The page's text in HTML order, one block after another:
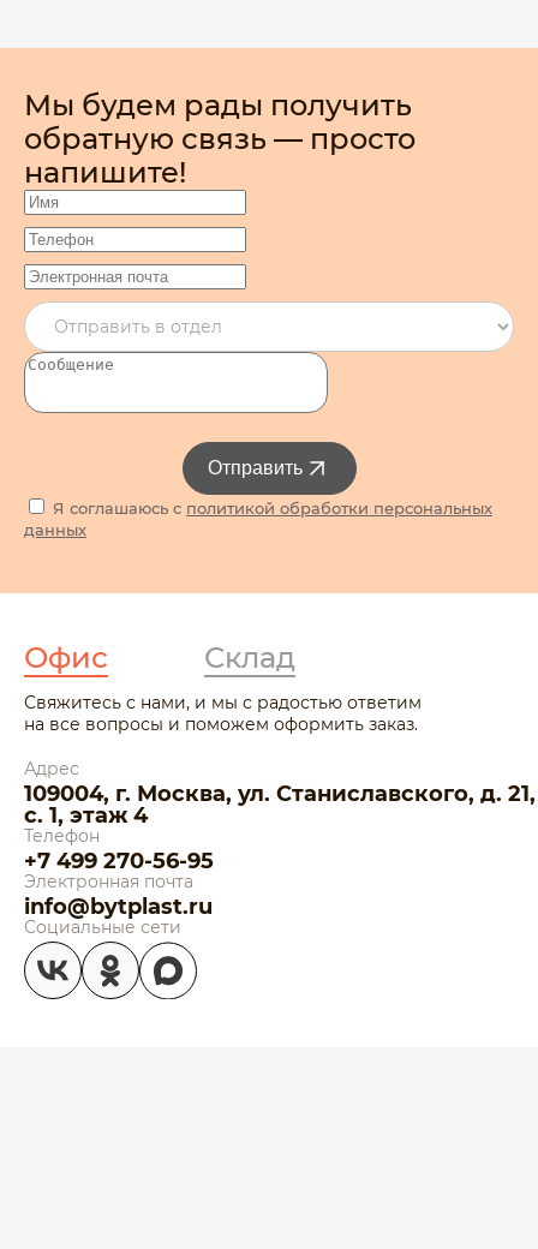
Мы будем рады получить
обратную связь — просто
напишите!
Я соглашаюсь с политикой обработки персональных
данных
Отправить
Офис Склад
Свяжитесь с нами, и мы с радостью ответим
на все вопросы и поможем оформить заказ.
Адрес
109004, г. Москва, ул. Станиславского, д. 21,
с. 1, этаж 4
Телефон
+7 499 270-56-95
Электронная почта
info@bytplast.ru
Социальные сети